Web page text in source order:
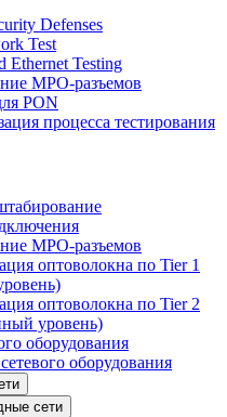
Defenses
Test
Ethernet Testing
МРО-разъемов
PON
процесса тестирования
МРО-разъемов
оптоволокна по Tier 1
оптоволокна по Tier 2
уровень)
оборудования
оборудования
сети